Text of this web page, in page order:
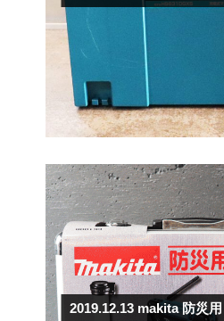
2019.12.13 makita 防災